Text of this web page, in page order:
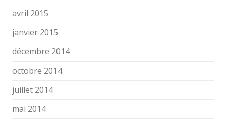
avril 2015
janvier 2015
décembre 2014
octobre 2014
juillet 2014
mai 2014